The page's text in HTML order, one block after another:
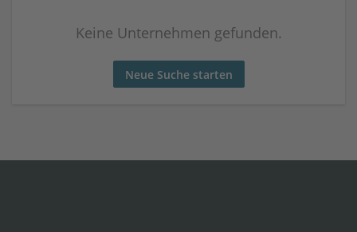
Keine Unternehmen gefunden.
Neue Suche starten